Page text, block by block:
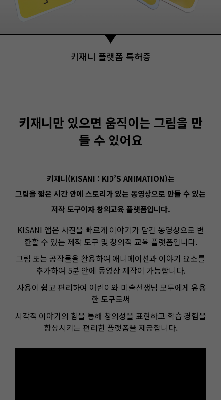
키재니 플랫폼 특허증
키재니만 있으면 움직이는 그림을 만
들 수 있어요
키재니(KISANI : KID’S ANIMATION)는
그림을 짧은 시간 안에 스토리가 있는 동영상으로 만들 수 있는
저작 도구이자 창의교육 플랫폼입니다.
KISANI 앱은 사진을 빠르게 이야기가 담긴 동영상으로 변
환할 수 있는 제작 도구 및 창의적 교육 플랫폼입니다.
그림 또는 공작물을 활용하여 애니메이션과 이야기 요소를
추가하여 5분 안에 동영상 제작이 가능합니다.
사용이 쉽고 편리하여 어린이와 미술선생님 모두에게 유용
한 도구로써
시각적 이야기의 힘을 통해 창의성을 표현하고 학습 경험을
향상시키는 편리한 플랫폼을 제공합니다.